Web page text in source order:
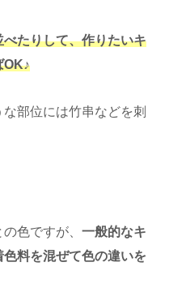
たりして、作りたいキ
OK♪
部位には竹串などを刺
色ですが、 一般的なキ
料を混ぜて色の違いを